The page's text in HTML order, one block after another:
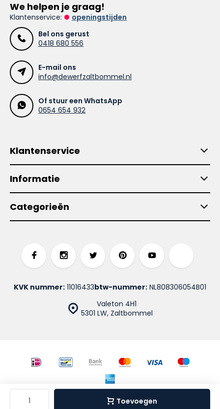
Toevoegen
We helpen je graag!
Klantenservice:
openingstijden
Bel ons gerust
0418 680 556
E-mail ons
info@dewerfzaltbommel.nl
Of stuur een WhatsApp
0654 654 932
Klantenservice
Informatie
Categorieën
Valeton 4H1
5301 LW, Zaltbommel
KVK nummer: 11016433btw-nummer: NL808306054B01
© De Werf Werkkleding Store